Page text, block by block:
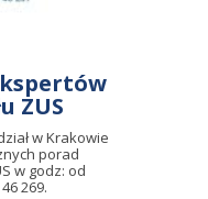
ZUS
w Krakowie
porad
w godz: od
269.